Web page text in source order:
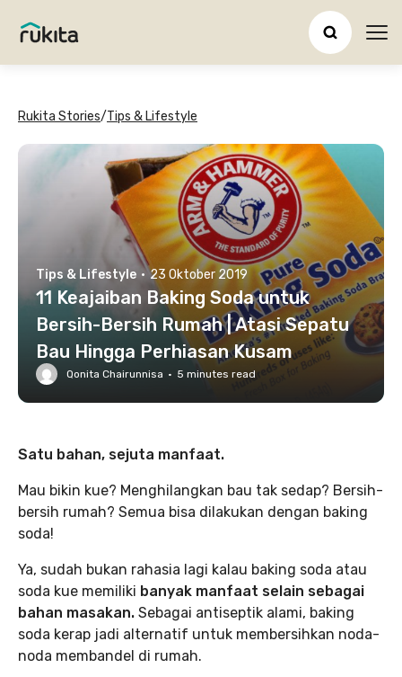
Rukita Stories/Tips & Lifestyle
Tips & Lifestyle · 23 Oktober 2019
11 Keajaiban Baking Soda untuk
Bersih-Bersih Rumah | Atasi Sepatu
Bau Hingga Perhiasan Kusam
Qonita Chairunnisa · 5 minutes read
Satu bahan, sejuta manfaat.
Mau bikin kue? Menghilangkan bau tak sedap? Bersih-
bersih rumah? Semua bisa dilakukan dengan baking
soda!
Ya, sudah bukan rahasia lagi kalau baking soda atau
soda kue memiliki banyak manfaat selain sebagai
bahan masakan. Sebagai antiseptik alami, baking
soda kerap jadi alternatif untuk membersihkan noda-
noda membandel di rumah.